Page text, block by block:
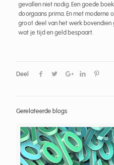
gevallen niet nodig. Een goede
doorgaans prima. En met moderne
groot deel van het werk
wat je tijd en geld bespaart.
Deel
Gerelateerde blogs